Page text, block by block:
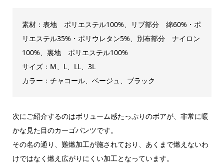
素材：表地 ポリエステル100%、リブ部分 綿60%・ポ
リエステル35%・ポリウレタン5%、別布部分 ナイロン
100%、裏地 ポリエステル100%
サイズ：M、L、LL、3L
カラー：チャコール、ベージュ、ブラック
次にご紹介するのはボリューム感たっぷりのボアが、非常に暖
かな見た目のカーゴパンツです。
その名の通り、難燃加工が施されており、あくまで燃えないわ
けではなく燃え広がりにくい加工となっています。